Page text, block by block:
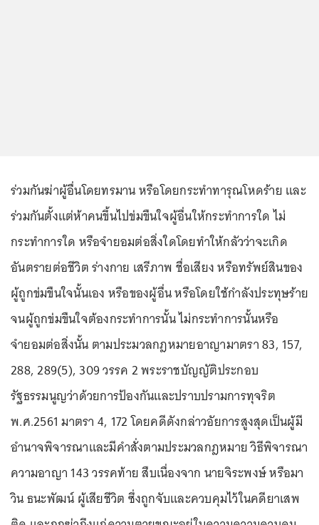
ร่วมกันฆ่าผู้อื่นโดยทรมาน หรือโดยกระทำทารุณโหดร้าย และ
ร่วมกันตั้งแต่ห้าคนขึ้นไปข่มขืนใจผู้อื่นให้กระทำการใด ไม่
กระทำการใด หรือจำยอมต่อสิ่งใดโดยทำให้กลัวว่าจะเกิด
อันตรายต่อชีวิต ร่างกาย เสรีภาพ ชื่อเสียง หรือทรัพย์สินของ
ผู้ถูกข่มขืนใจนั้นเอง หรือของผู้อื่น หรือโดยใช้กำลังประทุษร้าย
จนผู้ถูกข่มขืนใจต้องกระทำการนั้น ไม่กระทำการนั้นหรือ
จำยอมต่อสิ่งนั้น ตามประมวลกฎหมายอาญามาตรา 83, 157,
288, 289(5), 309 วรรค 2 พระราชบัญญัติประกอบ
รัฐธรรมนูญว่าด้วยการป้องกันและปราบปรามการทุจริต
พ.ศ.2561 มาตรา 4, 172 โดยคดีดังกล่าวอัยการสูงสุดเป็นผู้มี
อำนาจพิจารณาและมีคำสั่งตามประมวลกฎหมาย วิธีพิจารณา
ความอาญา 143 วรรคท้าย สืบเนื่องจาก นายจิระพงษ์ หรือมา
วิน ธนะพัฒน์ ผู้เสียชีวิต ซึ่งถูกจับและควบคุมไว้ในคดียาเสพ